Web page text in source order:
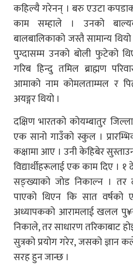
कहिल्यै गरेनन् । बरु एउटा
काम सम्हाले । उनको
बालबालिकाको जस्तै सामान्य
पुग्दासम्म उनको बोली फुटेको
गरिब हिन्दु तमिल ब्राह्मण
आमाको नाम कोमलताम्मल र
अयङ्गर थियो ।
दक्षिण भारतको कोयम्बातुर
एक सानो गाउँको स्कुल ।
कक्षामा आए । उनी केहिबेर
विद्यार्थीहरूलाई एक काम दिए ।
सङ्ख्याको जोड निकाल्न । तर
पाएको थिएन कि सात वर्षको
अध्यापकको आरामलाई खलल
निकाले, तर साधारण तरिकाबाट
सुत्रको प्रयोग गरेर, जसको ज्ञान
सरह हुन जान्छ ।